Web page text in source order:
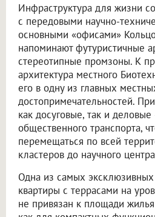
Инфраструктура для жизни
с передовыми научно-
основными «офисами»
напоминают футуристичные
стереотипные промзоны. К
архитектура местного
его в одну из главных
достопримечательностей.
как досуговые, так и
общественного транспорта,
перемещаться по всей
кластеров до научного
Одна из самых
квартиры с террасами на
не привязан к площади